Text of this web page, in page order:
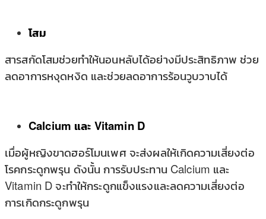
โสม
สารสกัดโสมช่วยทำให้นอนหลับได้อย่างมีประสิทธิภาพ ช่วย
ลดอาการหงุดหงิด และช่วยลดอาการร้อนวูบวาบได้
Calcium และ Vitamin D
เมื่อผู้หญิงขาดฮอร์โมนเพศ จะส่งผลให้เกิดความเสี่ยงต่อ
โรคกระดูกพรุน ดังนั้น การรับประทาน Calcium และ
Vitamin D จะทำให้กระดูกแข็งแรงและลดความเสี่ยงต่อ
การเกิดกระดูกพรุน